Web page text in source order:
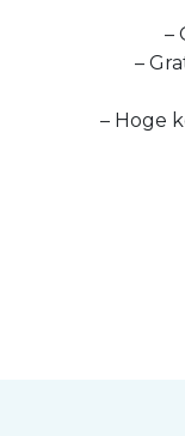
–
–
– Hoge